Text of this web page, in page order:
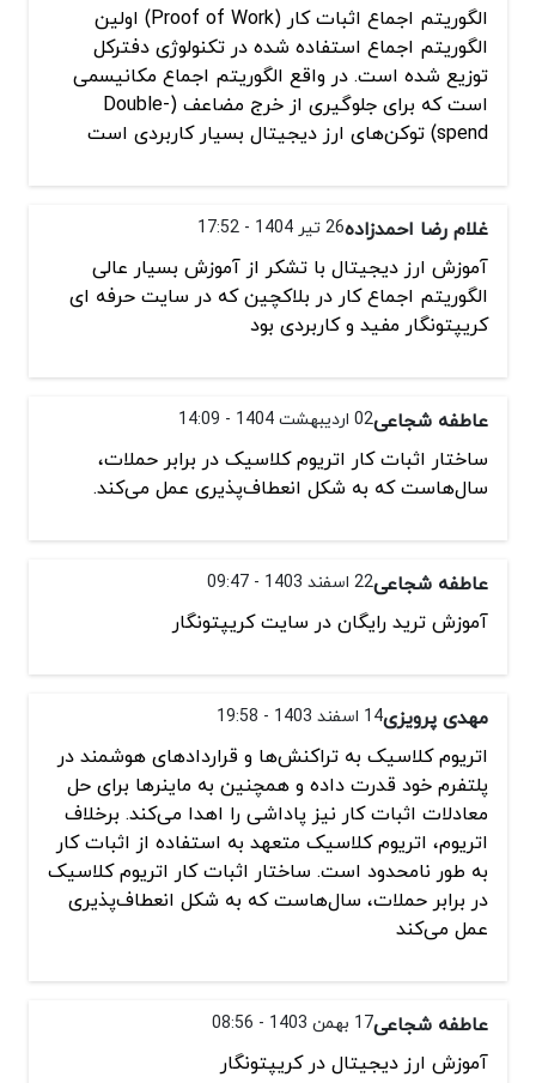
الگوریتم اجماع اثبات کار (Proof of Work) اولین
الگوریتم اجماع استفاده شده در تکنولوژی دفترکل
توزیع شده است. در واقع الگوریتم اجماع مکانیسمی
است که برای جلوگیری از خرج مضاعف (Double-
spend) توکن‌های ارز دیجیتال بسیار کاربردی است
غلام رضا احمدزاده26 تیر 1404 - 17:52
آموزش ارز دیجیتال با تشکر از آموزش بسیار عالی
الگوریتم اجماع کار در بلاکچین که در سایت حرفه ای
کریپتونگار مفید و کاربردی بود
عاطفه شجاعی02 اردیبهشت 1404 - 14:09
ساختار اثبات کار اتریوم کلاسیک در برابر حملات،
سال‌هاست که به شکل انعطاف‌پذیری عمل می‌کند.
عاطفه شجاعی22 اسفند 1403 - 09:47
آموزش ترید رایگان در سایت کریپتونگار
مهدی پرویزی14 اسفند 1403 - 19:58
اتریوم کلاسیک به تراکنش‌ها و قراردادهای هوشمند در
پلتفرم خود قدرت داده و همچنین به ماینرها برای حل
معادلات اثبات کار نیز پاداشی را اهدا می‌کند. برخلاف
اتریوم، اتریوم کلاسیک متعهد به استفاده از اثبات کار
به طور نامحدود است. ساختار اثبات کار اتریوم کلاسیک
در برابر حملات، سال‌هاست که به شکل انعطاف‌پذیری
عمل می‌کند
عاطفه شجاعی17 بهمن 1403 - 08:56
آموزش ارز دیجیتال در کریپتونگار